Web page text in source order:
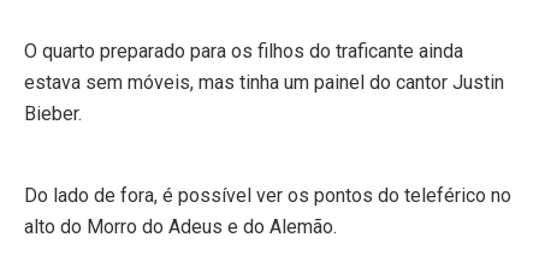
O quarto preparado para os filhos do traficante ainda
estava sem móveis, mas tinha um painel do cantor Justin
Bieber.
Do lado de fora, é possível ver os pontos do teleférico no
alto do Morro do Adeus e do Alemão.